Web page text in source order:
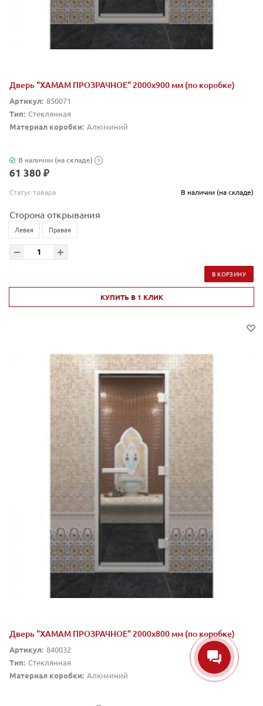
Дверь "ХАМАМ ПРОЗРАЧНОЕ" 2000х900 мм (по коробке)
Артикул: 850071
Тип: Стеклянная
Материал коробки: Алюминий
В наличии (на складе) ?
61 380 ₽
Статус товара В наличии (на складе)
Сторона открывания
Левая Правая
В КОРЗИНУ
КУПИТЬ В 1 КЛИК
Дверь "ХАМАМ ПРОЗРАЧНОЕ" 2000х800 мм (по коробке)
Артикул: 840032
Тип: Стеклянная
Материал коробки: Алюминий